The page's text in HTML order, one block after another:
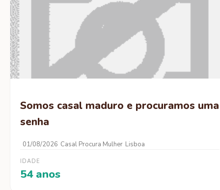
Somos casal maduro e procuramos uma
senha
01/08/2026 Casal Procura Mulher Lisboa
IDADE
54 anos